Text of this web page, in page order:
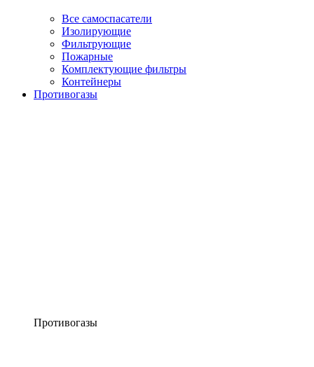
Все самоспасатели
Изолирующие
Фильтрующие
Пожарные
Комплектующие фильтры
Контейнеры
Противогазы
Противогазы